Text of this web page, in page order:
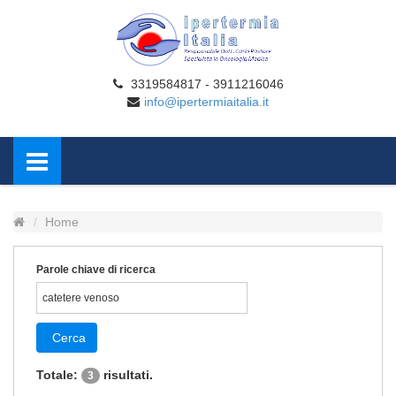
3319584817 - 3911216046
info@ipertermiaitalia.it
Home
Parole chiave di ricerca
Cerca
Totale: 3 risultati.